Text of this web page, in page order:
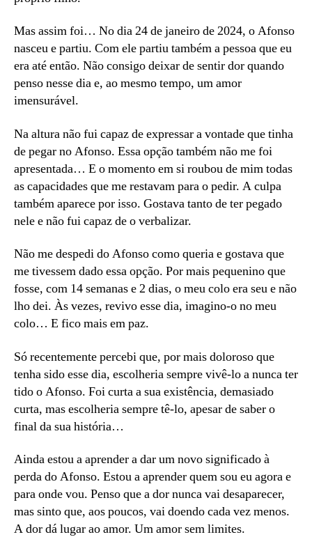
Mas assim foi… No dia 24 de janeiro de 2024, o Afonso
nasceu e partiu. Com ele partiu também a pessoa que eu
era até então. Não consigo deixar de sentir dor quando
penso nesse dia e, ao mesmo tempo, um amor
imensurável.
Na altura não fui capaz de expressar a vontade que tinha
de pegar no Afonso. Essa opção também não me foi
apresentada… E o momento em si roubou de mim todas
as capacidades que me restavam para o pedir. A culpa
também aparece por isso. Gostava tanto de ter pegado
nele e não fui capaz de o verbalizar.
Não me despedi do Afonso como queria e gostava que
me tivessem dado essa opção. Por mais pequenino que
fosse, com 14 semanas e 2 dias, o meu colo era seu e não
lho dei. Às vezes, revivo esse dia, imagino-o no meu
colo… E fico mais em paz.
Só recentemente percebi que, por mais doloroso que
tenha sido esse dia, escolheria sempre vivê-lo a nunca ter
tido o Afonso. Foi curta a sua existência, demasiado
curta, mas escolheria sempre tê-lo, apesar de saber o
final da sua história…
Ainda estou a aprender a dar um novo significado à
perda do Afonso. Estou a aprender quem sou eu agora e
para onde vou. Penso que a dor nunca vai desaparecer,
mas sinto que, aos poucos, vai doendo cada vez menos.
A dor dá lugar ao amor. Um amor sem limites.